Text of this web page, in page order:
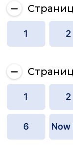
1 2
1 2
6 Now